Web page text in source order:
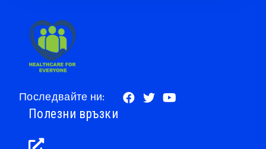
Последвайте ни:
Полезни връзки